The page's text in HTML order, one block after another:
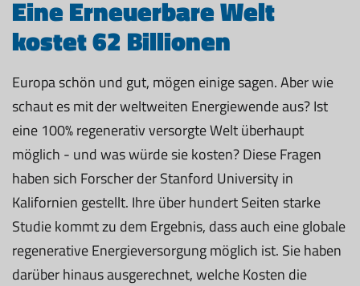
Eine Erneuerbare Welt
kostet 62 Billionen
Europa schön und gut, mögen einige sagen. Aber wie
schaut es mit der weltweiten Energiewende aus? Ist
eine 100% regenerativ versorgte Welt überhaupt
möglich - und was würde sie kosten? Diese Fragen
haben sich Forscher der Stanford University in
Kalifornien gestellt. Ihre über hundert Seiten starke
Studie kommt zu dem Ergebnis, dass auch eine globale
regenerative Energieversorgung möglich ist. Sie haben
darüber hinaus ausgerechnet, welche Kosten die